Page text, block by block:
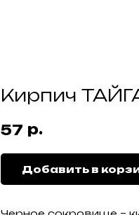
Кирпич
57 р.
Добавить в